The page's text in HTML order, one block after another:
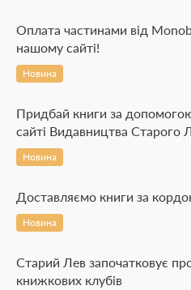
Оплата частинами від
нашому сайті!
Новина
Придбай книги за
сайті Видавництва Старого
Новина
Доставляємо книги за
Новина
Старий Лев започатковує
книжкових клубів